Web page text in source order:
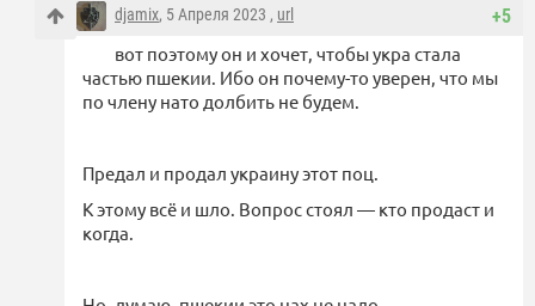
+5
djamix, 5 Апреля 2023 , url
вот поэтому он и хочет, чтобы укра стала
частью пшекии. Ибо он почему-то уверен, что мы
по члену нато долбить не будем.
Предал и продал украину этот поц.
К этому всё и шло. Вопрос стоял — кто продаст и
когда.